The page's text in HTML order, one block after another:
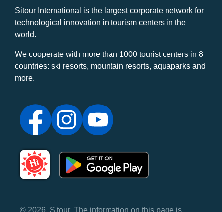
Sitour International is the largest corporate network for
technological innovation in tourism centers in the
world.
We cooperate with more than 1000 tourist centers in 8
countries: ski resorts, mountain resorts, aquaparks and
more.
© 2026, Sitour. The information on this page is